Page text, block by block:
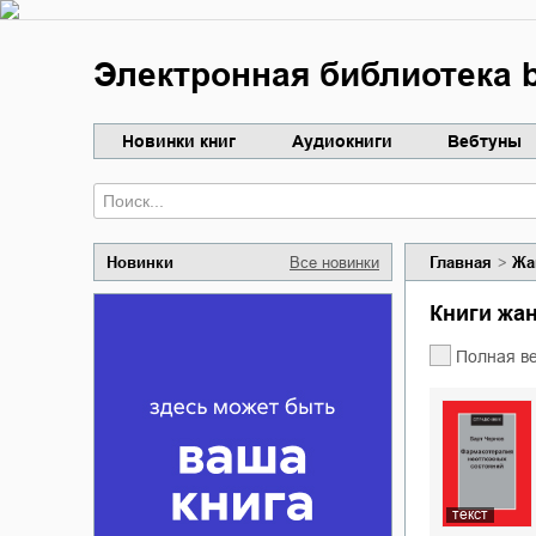
Электронная библиотека
Новинки книг Аудиокниги Вебтуны
Новинки Все новинки Главная
Книги
Полная
текст